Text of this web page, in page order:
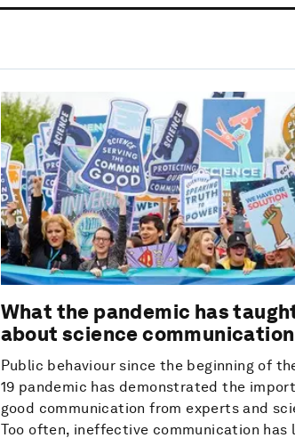
What the pandemic has
about science communication
Public behaviour since the beginning of
19 pandemic has demonstrated the
good communication from experts and
Too often, ineffective communication has